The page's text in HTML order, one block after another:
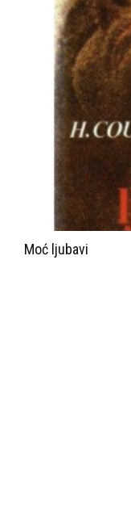
Moć ljubavi